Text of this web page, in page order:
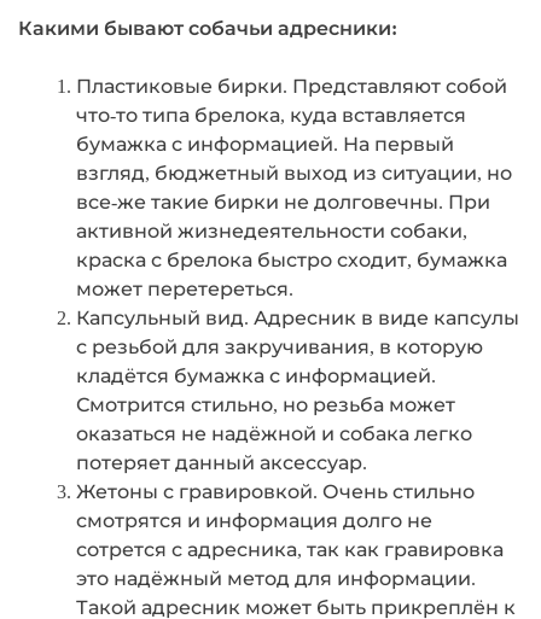
Какими бывают собачьи адресники:
Пластиковые бирки. Представляют собой
что-то типа брелока, куда вставляется
бумажка с информацией. На первый
взгляд, бюджетный выход из ситуации, но
все-же такие бирки не долговечны. При
активной жизнедеятельности собаки,
краска с брелока быстро сходит, бумажка
может перетереться.
Капсульный вид. Адресник в виде капсулы
с резьбой для закручивания, в которую
кладётся бумажка с информацией.
Смотрится стильно, но резьба может
оказаться не надёжной и собака легко
потеряет данный аксессуар.
Жетоны с гравировкой. Очень стильно
смотрятся и информация долго не
сотрется с адресника, так как гравировка
это надёжный метод для информации.
Такой адресник может быть прикреплён к